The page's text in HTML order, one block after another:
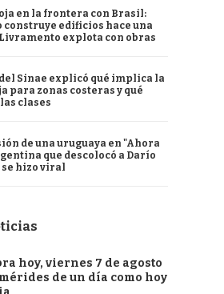
en la frontera con Brasil:
construye edificios hace una
Livramento explota con obras
Sinae explicó qué implica la
para zonas costeras y qué
clases
de una uruguaya en "Ahora
que descolocó a Darío
se hizo viral
hoy, viernes 7 de agosto
de un día como hoy